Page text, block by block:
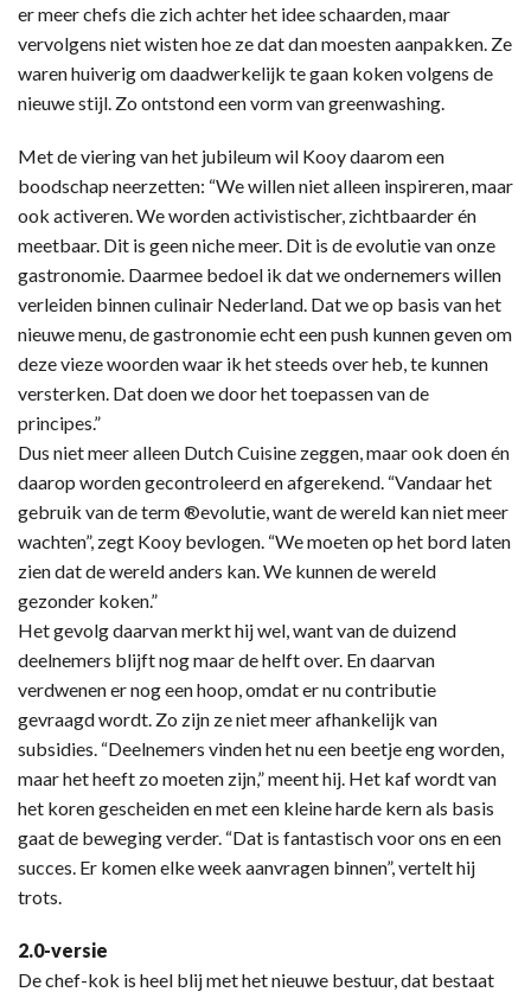
er meer chefs die zich achter het idee schaarden, maar
vervolgens niet wisten hoe ze dat dan moesten aanpakken. Ze
waren huiverig om daadwerkelijk te gaan koken volgens de
nieuwe stijl. Zo ontstond een vorm van greenwashing.
Met de viering van het jubileum wil Kooy daarom een
boodschap neerzetten: “We willen niet alleen inspireren, maar
ook activeren. We worden activistischer, zichtbaarder én
meetbaar. Dit is geen niche meer. Dit is de evolutie van onze
gastronomie. Daarmee bedoel ik dat we ondernemers willen
verleiden binnen culinair Nederland. Dat we op basis van het
nieuwe menu, de gastronomie echt een push kunnen geven om
deze vieze woorden waar ik het steeds over heb, te kunnen
versterken. Dat doen we door het toepassen van de
principes.”
Dus niet meer alleen Dutch Cuisine zeggen, maar ook doen én
daarop worden gecontroleerd en afgerekend. “Vandaar het
gebruik van de term ®evolutie, want de wereld kan niet meer
wachten”, zegt Kooy bevlogen. “We moeten op het bord laten
zien dat de wereld anders kan. We kunnen de wereld
gezonder koken.”
Het gevolg daarvan merkt hij wel, want van de duizend
deelnemers blijft nog maar de helft over. En daarvan
verdwenen er nog een hoop, omdat er nu contributie
gevraagd wordt. Zo zijn ze niet meer afhankelijk van
subsidies. “Deelnemers vinden het nu een beetje eng worden,
maar het heeft zo moeten zijn,” meent hij. Het kaf wordt van
het koren gescheiden en met een kleine harde kern als basis
gaat de beweging verder. “Dat is fantastisch voor ons en een
succes. Er komen elke week aanvragen binnen”, vertelt hij
trots.
2.0-versie
De chef-kok is heel blij met het nieuwe bestuur, dat bestaat